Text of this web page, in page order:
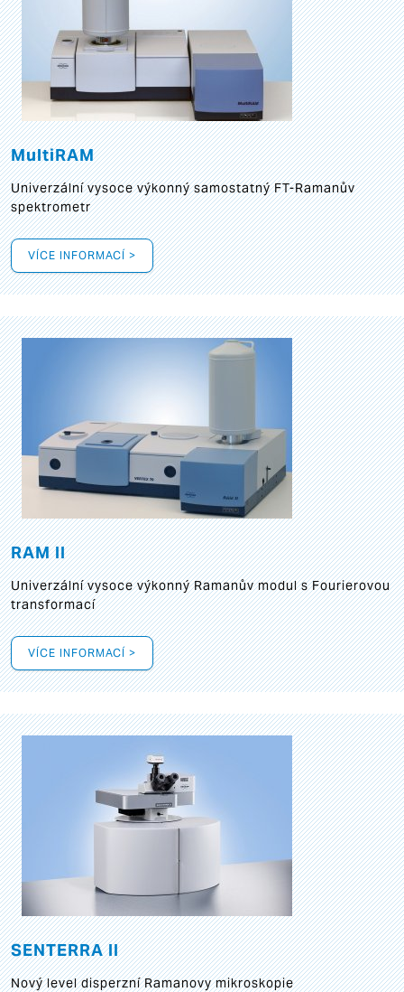
MultiRAM
Univerzální vysoce výkonný samostatný FT-Ramanův
spektrometr
VÍCE INFORMACÍ >
RAM II
Univerzální vysoce výkonný Ramanův modul s Fourierovou
transformací
VÍCE INFORMACÍ >
SENTERRA II
Nový level disperzní Ramanovy mikroskopie